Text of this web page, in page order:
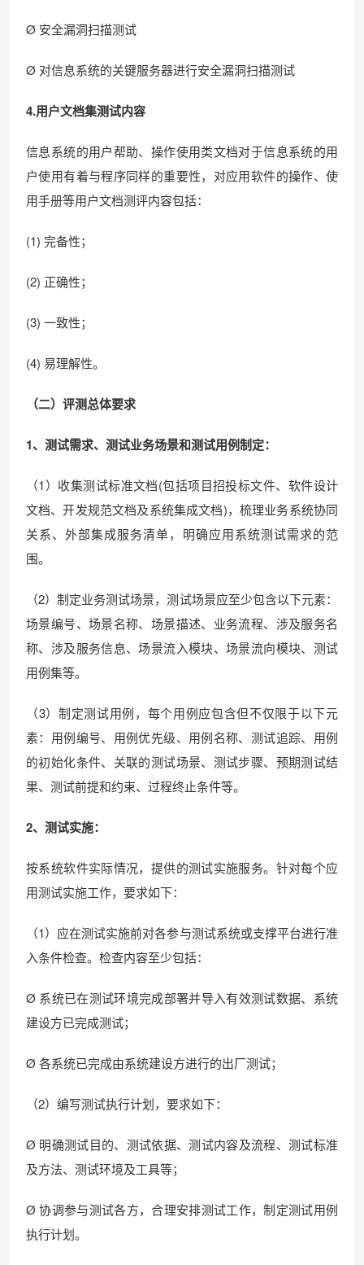
Ø 安全漏洞扫描测试
Ø 对信息系统的关键服务器进行安全漏洞扫描测试
4.用户文档集测试内容
信息系统的用户帮助、操作使用类文档对于信息系统的用
户使用有着与程序同样的重要性，对应用软件的操作、使
用手册等用户文档测评内容包括：
(1) 完备性；
(2) 正确性；
(3) 一致性；
(4) 易理解性。
（二） 评测总体要求
1、测试需求、测试业务场景和测试用例制定：
（1）收集测试标准文档(包括项目招投标文件、软件设计
文档、开发规范文档及系统集成文档)，梳理业务系统协同
关系、外部集成服务清单，明确应用系统测试需求的范
围。
（2）制定业务测试场景，测试场景应至少包含以下元素：
场景编号、场景名称、场景描述、业务流程、涉及服务名
称、涉及服务信息、场景流入模块、场景流向模块、测试
用例集等。
（3）制定测试用例，每个用例应包含但不仅限于以下元
素：用例编号、用例优先级、用例名称、测试追踪、用例
的初始化条件、关联的测试场景、测试步骤、预期测试结
果、测试前提和约束、过程终止条件等。
2、测试实施：
按系统软件实际情况，提供的测试实施服务。针对每个应
用测试实施工作，要求如下：
（1）应在测试实施前对各参与测试系统或支撑平台进行准
入条件检查。检查内容至少包括：
Ø 系统已在测试环境完成部署并导入有效测试数据、系统
建设方已完成测试；
Ø 各系统已完成由系统建设方进行的出厂测试；
（2）编写测试执行计划，要求如下：
Ø 明确测试目的、测试依据、测试内容及流程、测试标准
及方法、测试环境及工具等；
Ø 协调参与测试各方，合理安排测试工作，制定测试用例
执行计划。